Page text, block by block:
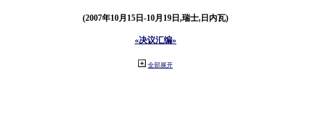
(2007年10月15日-10月19日,瑞士,日内瓦)
«决议汇编»
全部展开